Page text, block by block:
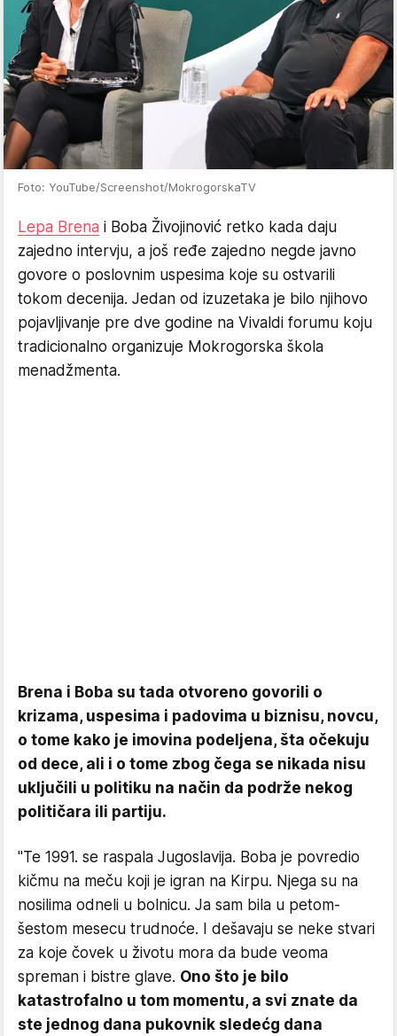
Foto: YouTube/Screenshot/MokrogorskaTV
Lepa Brena i Boba Živojinović retko kada daju
zajedno intervju, a još ređe zajedno negde javno
govore o poslovnim uspesima koje su ostvarili
tokom decenija. Jedan od izuzetaka je bilo njihovo
pojavljivanje pre dve godine na Vivaldi forumu koju
tradicionalno organizuje Mokrogorska škola
menadžmenta.
Brena i Boba su tada otvoreno govorili o
krizama, uspesima i padovima u biznisu, novcu,
o tome kako je imovina podeljena, šta očekuju
od dece, ali i o tome zbog čega se nikada nisu
uključili u politiku na način da podrže nekog
političara ili partiju.
"Te 1991. se raspala Jugoslavija. Boba je povredio
kičmu na meču koji je igran na Kirpu. Njega su na
nosilima odneli u bolnicu. Ja sam bila u petom-
šestom mesecu trudnoće. I dešavaju se neke stvari
za koje čovek u životu mora da bude veoma
spreman i bistre glave. Ono što je bilo
katastrofalno u tom momentu, a svi znate da
ste jednog dana pukovnik sledećg dana